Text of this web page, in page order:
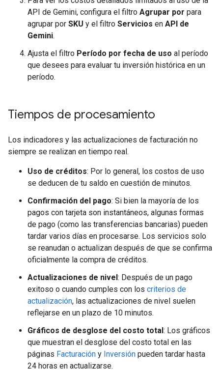
API de Gemini, configura el filtro Agrupar por para
agrupar por SKU y el filtro Servicios en API de
Gemini.
Ajusta el filtro Período por fecha de uso al período
que desees para evaluar tu inversión histórica en un
período.
Tiempos de procesamiento
Los indicadores y las actualizaciones de facturación no
siempre se realizan en tiempo real.
Uso de créditos: Por lo general, los costos de uso
se deducen de tu saldo en cuestión de minutos.
Confirmación del pago: Si bien la mayoría de los
pagos con tarjeta son instantáneos, algunas formas
de pago (como las transferencias bancarias) pueden
tardar varios días en procesarse. Los servicios solo
se reanudan o actualizan después de que se confirma
oficialmente la compra de créditos.
Actualizaciones de nivel: Después de un pago
exitoso o cuando cumples con los criterios de
actualización, las actualizaciones de nivel suelen
reflejarse en un plazo de 10 minutos.
Gráficos de desglose del costo total: Los gráficos
que muestran el desglose del costo total en las
páginas Facturación y Inversión pueden tardar hasta
24 horas en actualizarse.